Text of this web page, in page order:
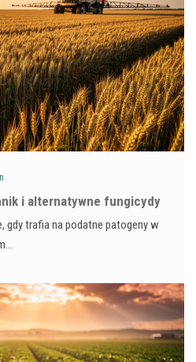
i alternatywne fungicydy
gdy trafia na podatne patogeny w